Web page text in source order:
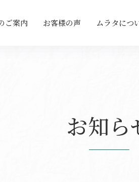
ご案内 お客様の声 ムラタにつ
お知ら